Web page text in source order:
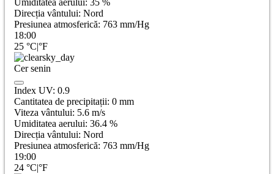
Umiditatea aerului: 35 %
Direcția vântului: Nord
Presiunea atmosferică: 763 mm/Hg
18:00
25 °C|°F
Cer senin
Index UV: 0.9
Cantitatea de precipitații: 0 mm
Viteza vântului: 5.6 m/s
Umiditatea aerului: 36.4 %
Direcția vântului: Nord
Presiunea atmosferică: 763 mm/Hg
19:00
24 °C|°F